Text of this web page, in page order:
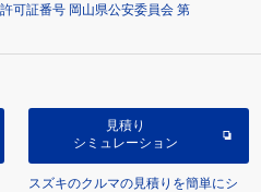
可証番号 岡山県公安委員会 第
見積り
シミュレーション
スズキのクルマの見積りを簡単にシ